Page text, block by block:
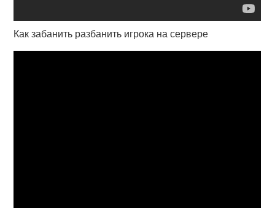
Как забанить разбанить игрока на сервере